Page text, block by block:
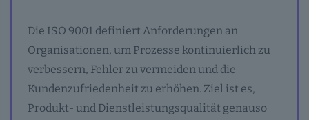
Die ISO 9001 definiert Anforderungen an
Organisationen, um Prozesse kontinuierlich zu
verbessern, Fehler zu vermeiden und die
Kundenzufriedenheit zu erhöhen. Ziel ist es,
Produkt- und Dienstleistungsqualität genauso